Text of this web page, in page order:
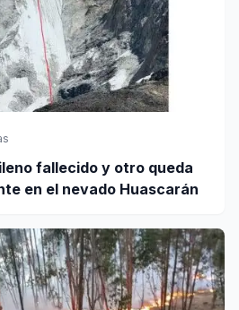
fallecido y otro queda
en el nevado Huascarán